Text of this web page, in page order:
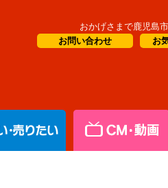
おかげさまで鹿児島
お
お問い合わせ